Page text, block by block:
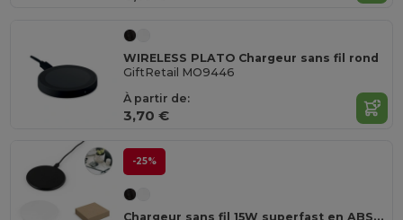
WIRELESS PLATO Chargeur sans fil rond
GiftRetail MO9446
À partir de:
3,70 €
-25%
Chargeur sans fil 15W superfast en ABS recyclé (100 % rABS)